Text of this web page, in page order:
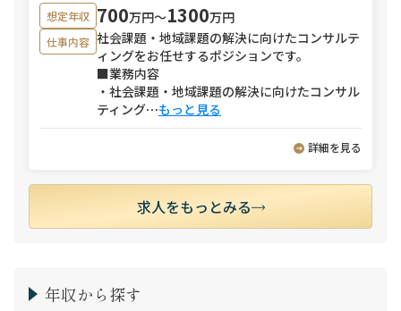
想定年収 700万円〜1300万円
仕事内容 社会課題・地域課題の解決に向けたコンサルテ
ィングをお任せするポジションです。
■業務内容
・社会課題・地域課題の解決に向けたコンサル
ティング⋯もっと見る
詳細を見る
求人をもっとみる
年収から探す